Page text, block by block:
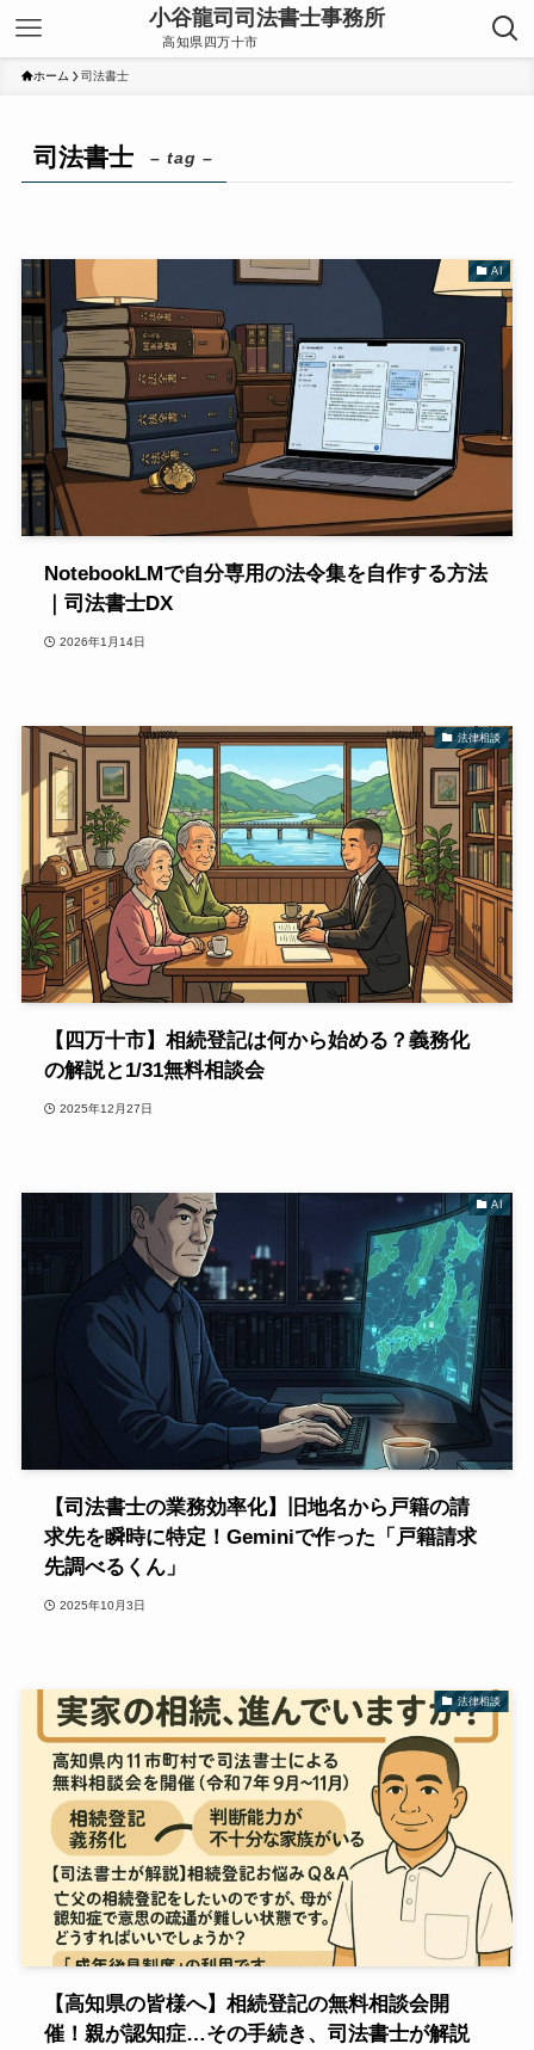
ホーム 司法書士
司法書士 – tag –
AI
NotebookLMで自分専用の法令集を自作する方法
｜司法書士DX
2026年1月14日
法律相談
【四万十市】相続登記は何から始める？義務化
の解説と1/31無料相談会
2025年12月27日
AI
【司法書士の業務効率化】旧地名から戸籍の請
求先を瞬時に特定！Geminiで作った「戸籍請求
先調べるくん」
2025年10月3日
法律相談
【高知県の皆様へ】相続登記の無料相談会開
催！親が認知症…その手続き、司法書士が解説